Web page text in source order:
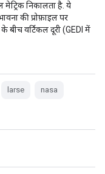
मेट्रिक निकालता है. ये
की प्रोफ़ाइल पर
बीच वर्टिकल दूरी (GEDI में
larse nasa